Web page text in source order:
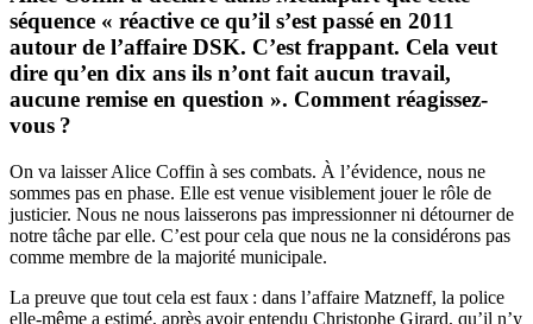
séquence « réactive ce qu’il s’est passé en 2011
autour de l’affaire DSK. C’est frappant. Cela veut
dire qu’en dix ans ils n’ont fait aucun travail,
aucune remise en question ». Comment réagissez-
vous ?
On va laisser Alice Coffin à ses combats. À l’évidence, nous ne
sommes pas en phase. Elle est venue visiblement jouer le rôle de
justicier. Nous ne nous laisserons pas impressionner ni détourner de
notre tâche par elle. C’est pour cela que nous ne la considérons pas
comme membre de la majorité municipale.
La preuve que tout cela est faux : dans l’affaire Matzneff, la police
elle-même a estimé, après avoir entendu Christophe Girard, qu’il n’y